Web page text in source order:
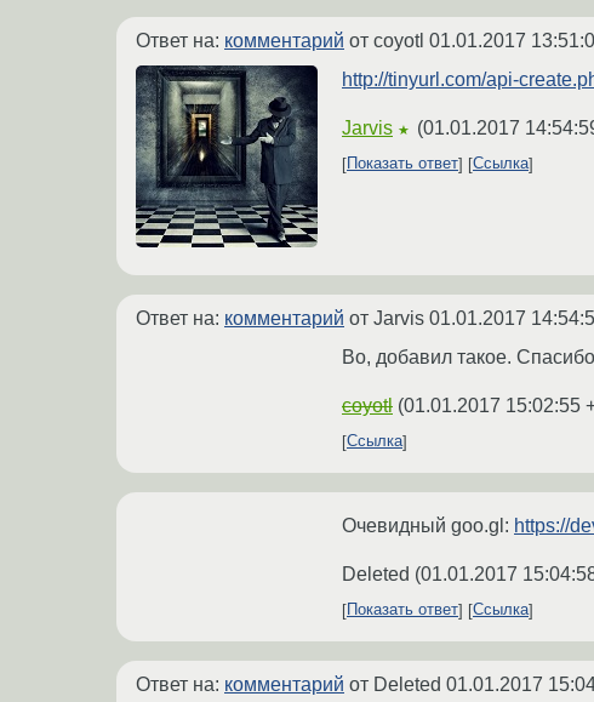
Ответ на: комментарий от coyotl 01.01.2017
http://tinyurl.com/api-
Jarvis ★ (01.01.2017
Показать ответ Ссылка
Ответ на: комментарий от Jarvis 01.01.2017
Во, добавил такое.
coyotl (01.01.2017 15:02:55
Ссылка
Очевидный goo.gl: https://
Deleted (01.01.2017
Показать ответ Ссылка
Ответ на: комментарий от Deleted 01.01.2017